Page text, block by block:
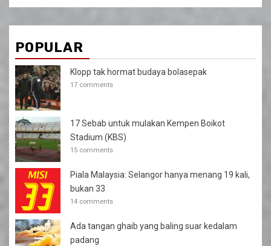
POPULAR
Klopp tak hormat budaya bolasepak
17 comments
17 Sebab untuk mulakan Kempen Boikot
Stadium (KBS)
15 comments
Piala Malaysia: Selangor hanya menang 19 kali,
bukan 33
14 comments
Ada tangan ghaib yang baling suar kedalam
padang